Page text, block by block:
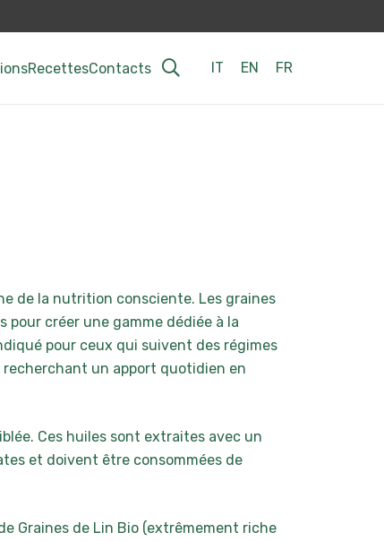
RecettesContacts IT EN FR
de la nutrition consciente. Les graines
créer une gamme dédiée à la
pour ceux qui suivent des régimes
un apport quotidien en
Ces huiles sont extraites avec un
et doivent être consommées de
Graines de Lin Bio (extrêmement riche